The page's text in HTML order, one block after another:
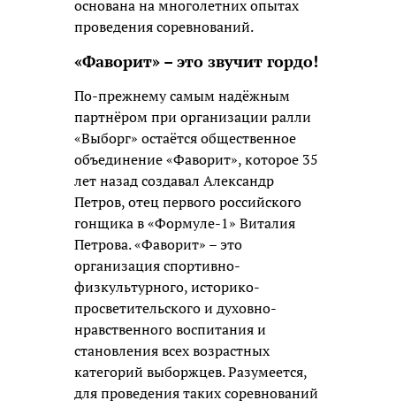
основана на многолетних опытах
проведения соревнований.
«Фаворит» – это звучит гордо!
По-прежнему самым надёжным
партнёром при организации ралли
«Выборг» остаётся общественное
объединение «Фаворит», которое 35
лет назад создавал Александр
Петров, отец первого российского
гонщика в «Формуле-1» Виталия
Петрова. «Фаворит» – это
организация спортивно-
физкультурного, историко-
просветительского и духовно-
нравственного воспитания и
становления всех возрастных
категорий выборжцев. Разумеется,
для проведения таких соревнований